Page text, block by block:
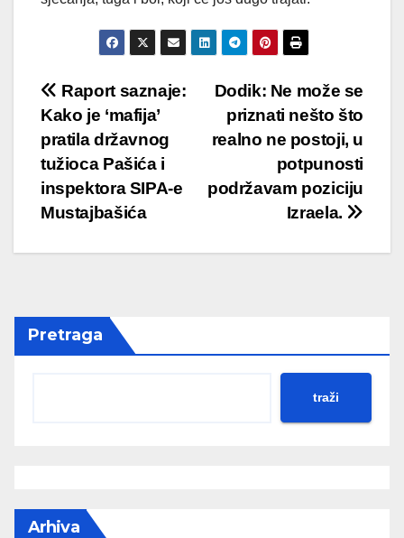
Post
navigation
Dodik: Ne može se
priznati nešto što
realno ne postoji, u
potpunosti
podržavam poziciju
Izraela.
Raport saznaje:
Kako je ‘mafija’
pratila državnog
tužioca Pašića i
inspektora SIPA-e
Mustajbašića
Pretraga
traži
Arhiva